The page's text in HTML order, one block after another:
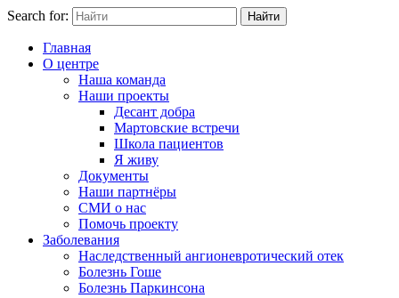
Search for: Найти
Главная
О центре
Наша команда
Наши проекты
Десант добра
Мартовские встречи
Школа пациентов
Я живу
Документы
Наши партнёры
СМИ о нас
Помочь проекту
Заболевания
Наследственный ангионевротический отек
Болезнь Гоше
Болезнь Паркинсона